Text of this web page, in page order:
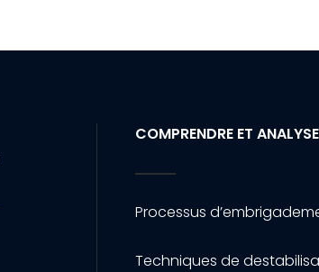
COMPRENDRE ET
Processus
Techniques de